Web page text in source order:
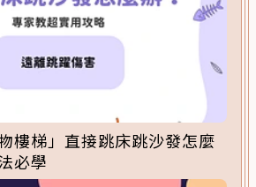
樓梯」直接跳床跳沙發怎麼
必學